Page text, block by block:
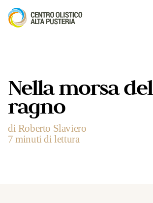
Nella morsa del
ragno
di Roberto Slaviero
7 minuti di lettura